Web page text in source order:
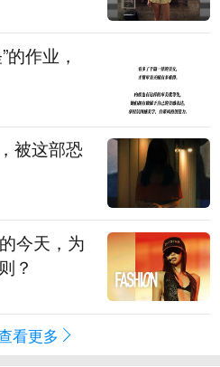
作业，
被这部恐
今天，为
？
看更多